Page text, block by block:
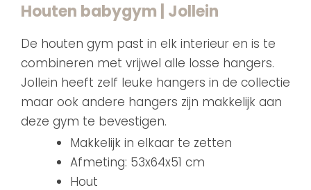
Houten babygym | Jollein
De houten gym past in elk interieur en is te
combineren met vrijwel alle losse hangers.
Jollein heeft zelf leuke hangers in de collectie
maar ook andere hangers zijn makkelijk aan
deze gym te bevestigen.
Makkelijk in elkaar te zetten
Afmeting: 53x64x51 cm
Hout